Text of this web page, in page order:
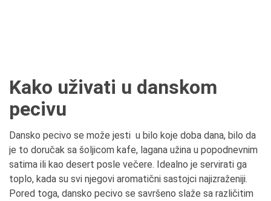
Kako uživati u danskom
pecivu
Dansko pecivo se može jesti u bilo koje doba dana, bilo da
je to doručak sa šoljicom kafe, lagana užina u popodnevnim
satima ili kao desert posle večere. Idealno je servirati ga
toplo, kada su svi njegovi aromatični sastojci najizraženiji.
Pored toga, dansko pecivo se savršeno slaže sa različitim